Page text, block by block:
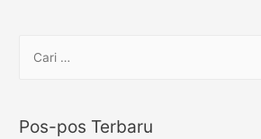
Pos-pos Terbaru